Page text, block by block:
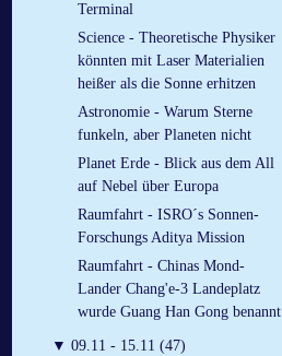
Terminal
Science - Theoretische Physiker
könnten mit Laser Materialien
heißer als die Sonne erhitzen
Astronomie - Warum Sterne
funkeln, aber Planeten nicht
Planet Erde - Blick aus dem All
auf Nebel über Europa
Raumfahrt - ISRO´s Sonnen-
Forschungs Aditya Mission
Raumfahrt - Chinas Mond-
Lander Chang'e-3 Landeplatz
wurde Guang Han Gong benannt
▼ 09.11 - 15.11 (47)